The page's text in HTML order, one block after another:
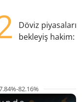
Döviz
bekleyiş hakim:
82.16%